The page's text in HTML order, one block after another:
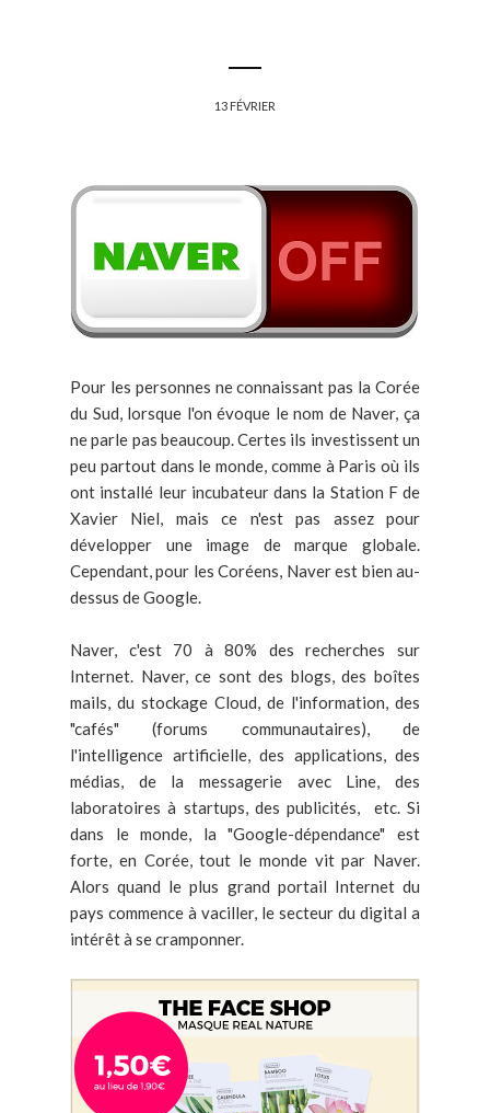
13 FÉVRIER
Pour les personnes ne connaissant pas la Corée
du Sud, lorsque l'on évoque le nom de Naver, ça
ne parle pas beaucoup. Certes ils investissent un
peu partout dans le monde, comme à Paris où ils
ont installé leur incubateur dans la Station F de
Xavier Niel, mais ce n'est pas assez pour
développer une image de marque globale.
Cependant, pour les Coréens, Naver est bien au-
dessus de Google.
Naver, c'est 70 à 80% des recherches sur
Internet. Naver, ce sont des blogs, des boîtes
mails, du stockage Cloud, de l'information, des
"cafés" (forums communautaires), de
l'intelligence artificielle, des applications, des
médias, de la messagerie avec Line, des
laboratoires à startups, des publicités, etc. Si
dans le monde, la "Google-dépendance" est
forte, en Corée, tout le monde vit par Naver.
Alors quand le plus grand portail Internet du
pays commence à vaciller, le secteur du digital a
intérêt à se cramponner.